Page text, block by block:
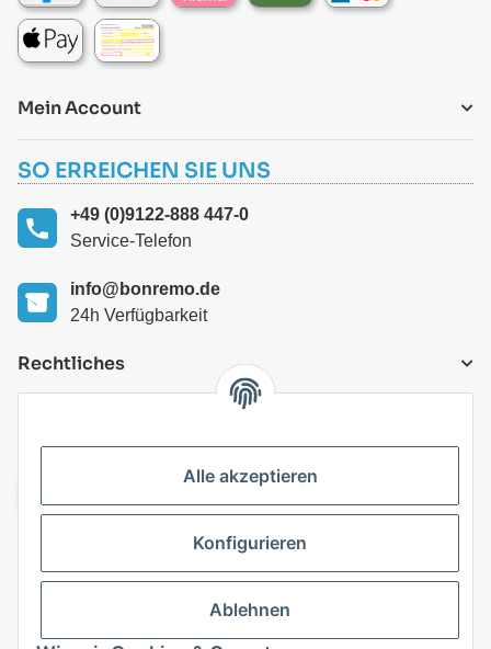
Mein Account
SO ERREICHEN SIE UNS
+49 (0)9122-888 447-0
Service-Telefon
info@bonremo.de
24h Verfügbarkeit
Rechtliches
Vertrag widerrufen
Alle akzeptieren
Konfigurieren
Ablehnen